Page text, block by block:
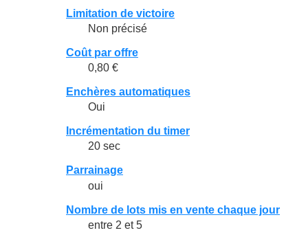
Limitation de victoire
Non précisé
Coût par offre
0,80 €
Enchères automatiques
Oui
Incrémentation du timer
20 sec
Parrainage
oui
Nombre de lots mis en vente chaque jour
entre 2 et 5